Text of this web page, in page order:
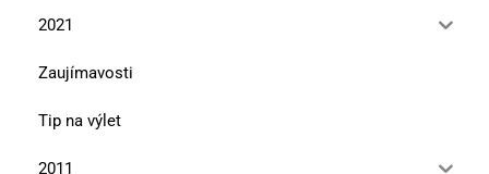
2021
Zaujímavosti
Tip na výlet
2011